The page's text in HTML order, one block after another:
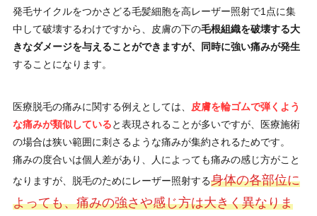
発毛サイクルをつかさどる毛髪細胞を高レーザー照射で1点に集
中して破壊するわけですから、皮膚の下の毛根組織を破壊する大
きなダメージを与えることができますが、同時に強い痛みが発生
することになります。
医療脱毛の痛みに関する例えとしては、
皮膚を輪ゴムで弾くよう
な痛みが類似していると表現されることが多いですが、医療施術
の場合は狭い範囲に刺さるような痛みが集約されるためです。
痛みの度合いは個人差があり、人によっても痛みの感じ方がこと
なりますが、脱毛のためにレーザー照射する身体の各部位に
よっても、痛みの強さや感じ方は大きく異なりま